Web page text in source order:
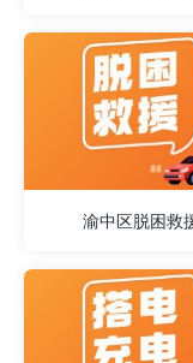
渝中区脱困救